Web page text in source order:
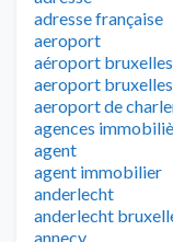
adresse française
aeroport
aéroport bruxelles
aeroport bruxelles
aeroport de
agences
agent
agent immobilier
anderlecht
anderlecht
annecy